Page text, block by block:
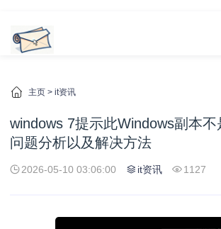
主页 > it资讯
windows 7提示此Windows副本
问题分析以及解决方法
2026-05-10 03:06:00 it资讯 1127